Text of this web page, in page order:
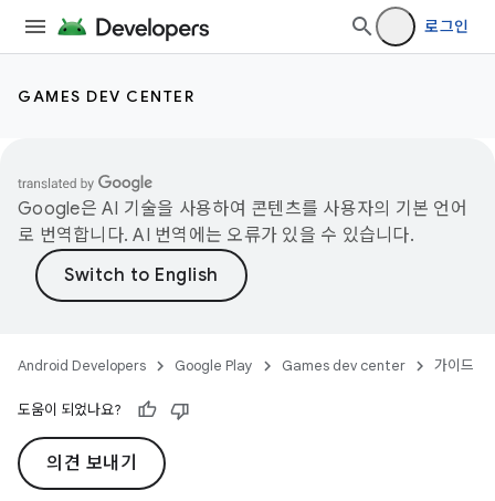
로그인
GAMES DEV CENTER
Google은 AI 기술을 사용하여 콘텐츠를 사용자의 기본 언어
로 번역합니다. AI 번역에는 오류가 있을 수 있습니다.
Android Developers Google Play Games dev center 가이드
도움이 되었나요?
의견 보내기